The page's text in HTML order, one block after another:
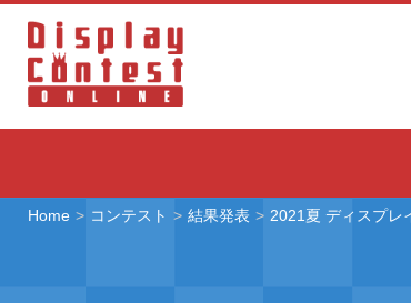
Home コンテスト 結果発表 2021夏 ディスプレ